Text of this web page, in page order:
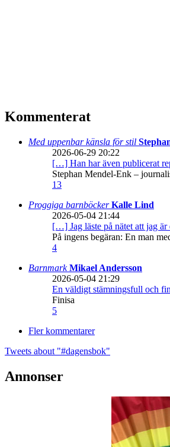
Kommenterat
Med uppenbar känsla för stil
2026-06-29 20:22
[…] Han har även publicerat
Stephan Mendel-Enk –
13
Proggiga barnböckerKalle Lind
2026-05-04 21:44
[…] Jag läste på nätet att jag
På ingens begäran: En man
4
BarnmarkMikael Andersson
2026-05-04 21:29
En väldigt stämningsfull och
Finisa
5
Fler kommentarer
Tweets about "#dagensbok"
Annonser